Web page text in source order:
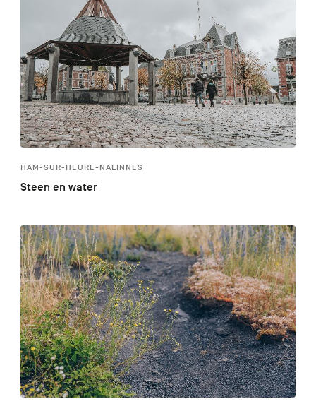
HAM-SUR-HEURE-NALINNES
Steen en water